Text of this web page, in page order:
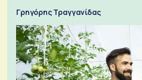
Γρηγόρης Τραγγανίδας